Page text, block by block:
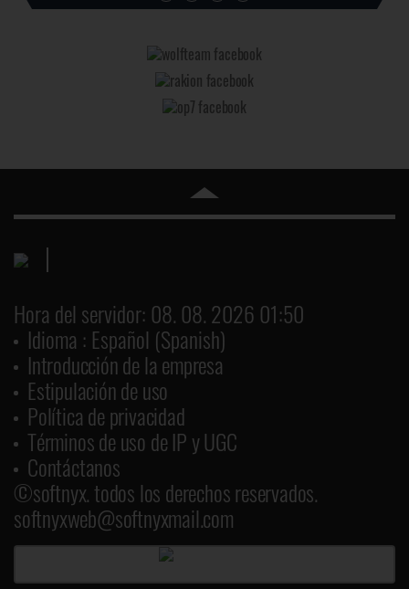
Hora del servidor: 08. 08. 2026 01:50
Idioma : Español (Spanish)
Introducción de la empresa
Estipulación de uso
Política de privacidad
Términos de uso de IP y UGC
Contáctanos
©softnyx. todos los derechos reservados.
softnyxweb@softnyxmail.com